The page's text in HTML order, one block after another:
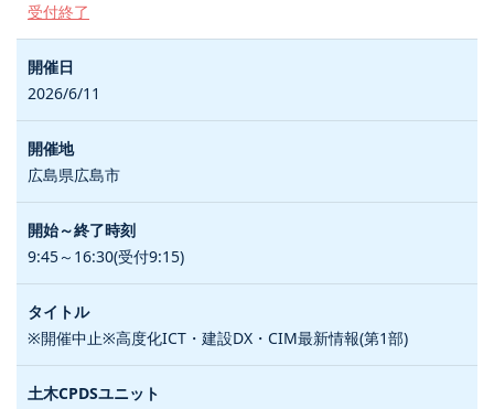
受付終了
2026/6/11
広島県広島市
9:45～16:30(受付9:15)
※開催中止※高度化ICT・建設DX・CIM最新情報(第1部)